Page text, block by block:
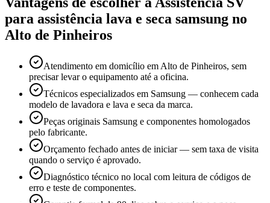
para assistência lava e seca samsung no
Alto de Pinheiros
Atendimento em domicílio em Alto de Pinheiros, sem
precisar levar o equipamento até a oficina.
Técnicos especializados em Samsung — conhecem cada
modelo de lavadora e lava e seca da marca.
Peças originais Samsung e componentes homologados
pelo fabricante.
Orçamento fechado antes de iniciar — sem taxa de visita
quando o serviço é aprovado.
Diagnóstico técnico no local com leitura de códigos de
erro e teste de componentes.